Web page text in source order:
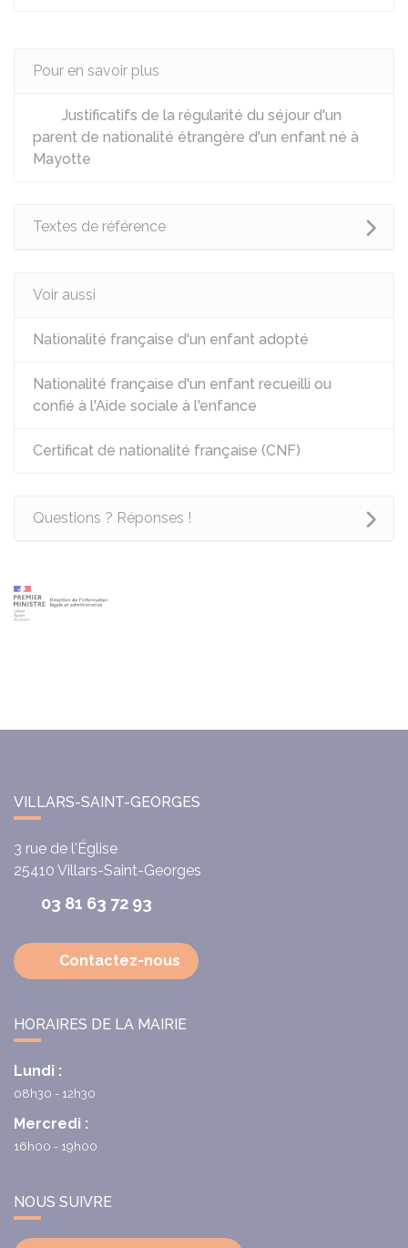
Pour en savoir plus
Justificatifs de la régularité du séjour d'un
parent de nationalité étrangère d'un enfant né à
Mayotte
Textes de référence
Voir aussi
Nationalité française d'un enfant adopté
Nationalité française d'un enfant recueilli ou
confié à l'Aide sociale à l'enfance
Certificat de nationalité française (CNF)
Questions ? Réponses !
VILLARS-SAINT-GEORGES
3 rue de l'Église
25410 Villars-Saint-Georges
03 81 63 72 93
Contactez-nous
HORAIRES DE LA MAIRIE
Lundi :
08h30 - 12h30
Mercredi :
16h00 - 19h00
NOUS SUIVRE